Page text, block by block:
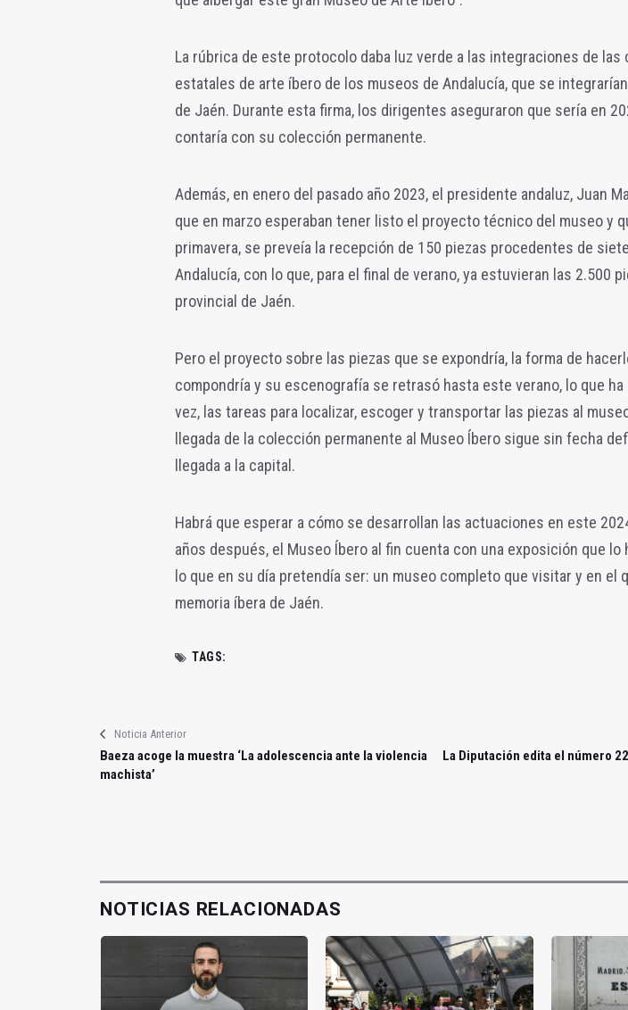
La rúbrica de este protocolo daba luz verde a las integraciones de las
estatales de arte íbero de los museos de Andalucía, que se
de Jaén. Durante esta firma, los dirigentes aseguraron que sería en
contaría con su colección permanente.
Además, en enero del pasado año 2023, el presidente andaluz, Juan
que en marzo esperaban tener listo el proyecto técnico del museo y
primavera, se preveía la recepción de 150 piezas procedentes de
Andalucía, con lo que, para el final de verano, ya estuvieran las 2.500
provincial de Jaén.
Pero el proyecto sobre las piezas que se expondría, la forma de
compondría y su escenografía se retrasó hasta este verano, lo que ha
vez, las tareas para localizar, escoger y transportar las piezas al
llegada de la colección permanente al Museo Íbero sigue sin fecha
llegada a la capital.
Habrá que esperar a cómo se desarrollan las actuaciones en este
años después, el Museo Íbero al fin cuenta con una exposición que lo
lo que en su día pretendía ser: un museo completo que visitar y en el
memoria íbera de Jaén.
TAGS:
Noticia Anterior
Baeza acoge la muestra ‘La adolescencia ante la violencia
machista’
La Diputación edita el número
NOTICIAS RELACIONADAS